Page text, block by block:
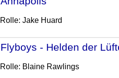
Rolle: Jake Huard
Flyboys - Helden der
Rolle: Blaine Rawlings